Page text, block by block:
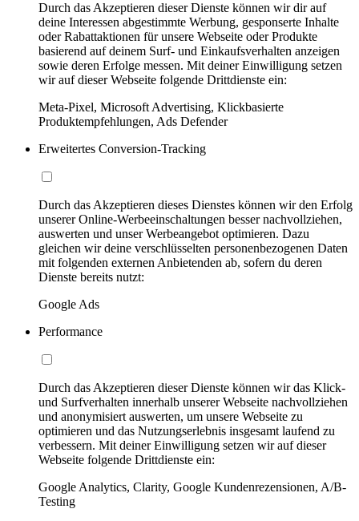
Durch das Akzeptieren dieser Dienste können wir dir auf
deine Interessen abgestimmte Werbung, gesponserte Inhalte
oder Rabattaktionen für unsere Webseite oder Produkte
basierend auf deinem Surf- und Einkaufsverhalten anzeigen
sowie deren Erfolge messen. Mit deiner Einwilligung setzen
wir auf dieser Webseite folgende Drittdienste ein:
Meta-Pixel, Microsoft Advertising, Klickbasierte
Produktempfehlungen, Ads Defender
Erweitertes Conversion-Tracking
Durch das Akzeptieren dieses Dienstes können wir den Erfolg
unserer Online-Werbeeinschaltungen besser nachvollziehen,
auswerten und unser Werbeangebot optimieren. Dazu
gleichen wir deine verschlüsselten personenbezogenen Daten
mit folgenden externen Anbietenden ab, sofern du deren
Dienste bereits nutzt:
Google Ads
Performance
Durch das Akzeptieren dieser Dienste können wir das Klick-
und Surfverhalten innerhalb unserer Webseite nachvollziehen
und anonymisiert auswerten, um unsere Webseite zu
optimieren und das Nutzungserlebnis insgesamt laufend zu
verbessern. Mit deiner Einwilligung setzen wir auf dieser
Webseite folgende Drittdienste ein:
Google Analytics, Clarity, Google Kundenrezensionen, A/B-
Testing